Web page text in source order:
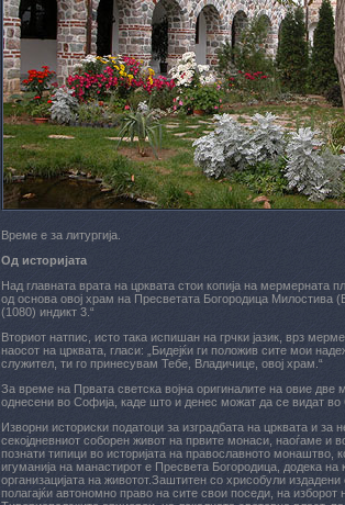
Време е за литургија.
Од историјата
Над главната врата на црквата стои копија на мермерната
од основа овој храм на Пресветата Богородица Милостива
(1080) индикт 3.“
Вториот натпис, исто така испишан на грчки јазик, врз
наосот на црквата, гласи: „Бидејќи ги положив сите мои
служител, ти го принесувам Тебе, Владичице, овој храм.“
За време на Првата светска војна оригиналите на овие
однесени во Софија, каде што и денес можат да се видат во
Изворни историски податоци за изградбата на црквата и за
секојдневниот соборен живот на првите монаси, наоѓаме и
познати типици во историјата на православното монаштво,
игуманија на манaстирот е Пресвета Богородица, додека
организацијата на животот.Заштитен со хрисобули
полагајќи автономно право на сите свои поседи, на